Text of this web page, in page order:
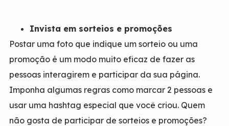
Invista em sorteios e promoções
Postar uma foto que indique um sorteio ou uma
promoção é um modo muito eficaz de fazer as
pessoas interagirem e participar da sua página.
Imponha algumas regras como marcar 2 pessoas e
usar uma hashtag especial que você criou. Quem
não gosta de participar de sorteios e promoções?